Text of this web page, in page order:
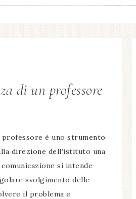
di un professore
è uno strumento
direzione dell’istituto una
si intende
svolgimento delle
il problema e